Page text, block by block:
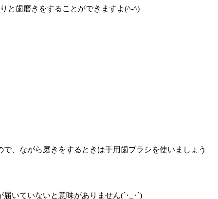
と歯磨きをすることができますよ(^-^)
で、ながら磨きをするときは手用歯ブラシを使いましょう
届いていないと意味がありません(´･_･`)